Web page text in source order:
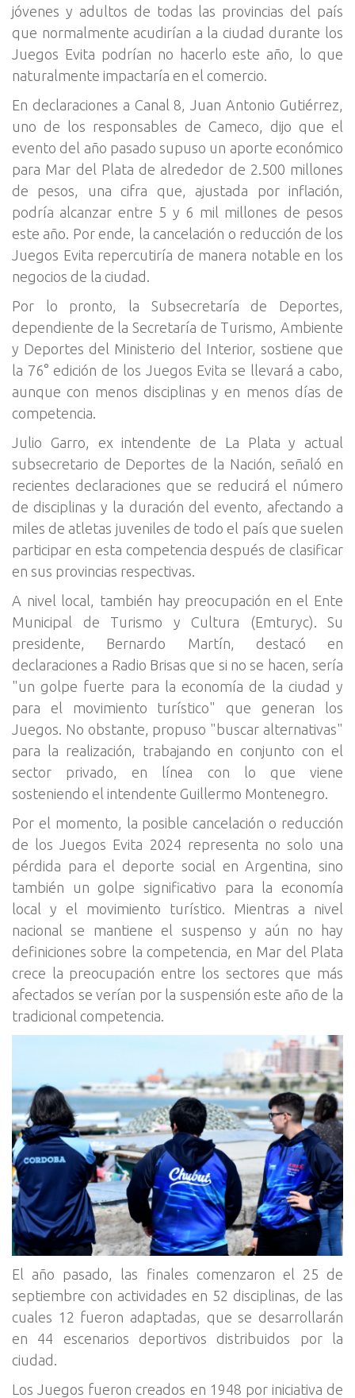
jóvenes y adultos de todas las provincias del país
que normalmente acudirían a la ciudad durante los
Juegos Evita podrían no hacerlo este año, lo que
naturalmente impactaría en el comercio.
En declaraciones a Canal 8, Juan Antonio Gutiérrez,
uno de los responsables de Cameco, dijo que el
evento del año pasado supuso un aporte económico
para Mar del Plata de alrededor de 2.500 millones
de pesos, una cifra que, ajustada por inflación,
podría alcanzar entre 5 y 6 mil millones de pesos
este año. Por ende, la cancelación o reducción de los
Juegos Evita repercutiría de manera notable en los
negocios de la ciudad.
Por lo pronto, la Subsecretaría de Deportes,
dependiente de la Secretaría de Turismo, Ambiente
y Deportes del Ministerio del Interior, sostiene que
la 76° edición de los Juegos Evita se llevará a cabo,
aunque con menos disciplinas y en menos días de
competencia.
Julio Garro, ex intendente de La Plata y actual
subsecretario de Deportes de la Nación, señaló en
recientes declaraciones que se reducirá el número
de disciplinas y la duración del evento, afectando a
miles de atletas juveniles de todo el país que suelen
participar en esta competencia después de clasificar
en sus provincias respectivas.
A nivel local, también hay preocupación en el Ente
Municipal de Turismo y Cultura (Emturyc). Su
presidente, Bernardo Martín, destacó en
declaraciones a Radio Brisas que si no se hacen, sería
"un golpe fuerte para la economía de la ciudad y
para el movimiento turístico" que generan los
Juegos. No obstante, propuso "buscar alternativas"
para la realización, trabajando en conjunto con el
sector privado, en línea con lo que viene
sosteniendo el intendente Guillermo Montenegro.
Por el momento, la posible cancelación o reducción
de los Juegos Evita 2024 representa no solo una
pérdida para el deporte social en Argentina, sino
también un golpe significativo para la economía
local y el movimiento turístico. Mientras a nivel
nacional se mantiene el suspenso y aún no hay
definiciones sobre la competencia, en Mar del Plata
crece la preocupación entre los sectores que más
afectados se verían por la suspensión este año de la
tradicional competencia.
El año pasado, las finales comenzaron el 25 de
septiembre con actividades en 52 disciplinas, de las
cuales 12 fueron adaptadas, que se desarrollarán
en 44 escenarios deportivos distribuidos por la
ciudad.
Los Juegos fueron creados en 1948 por iniciativa de